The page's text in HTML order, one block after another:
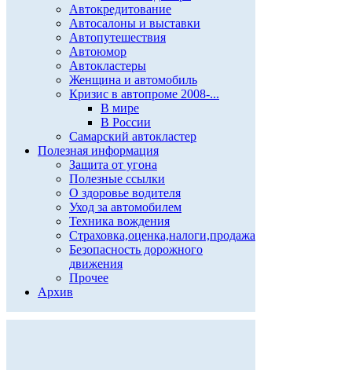
Автокредитование
Автосалоны и выставки
Автопутешествия
Автоюмор
Автокластеры
Женщина и автомобиль
Кризис в автопроме 2008-...
В мире
В России
Самарский автокластер
Полезная информация
Защита от угона
Полезные ссылки
О здоровье водителя
Уход за автомобилем
Техника вождения
Страховка,оценка,налоги,продажа
Безопасность дорожного
движения
Прочее
Архив